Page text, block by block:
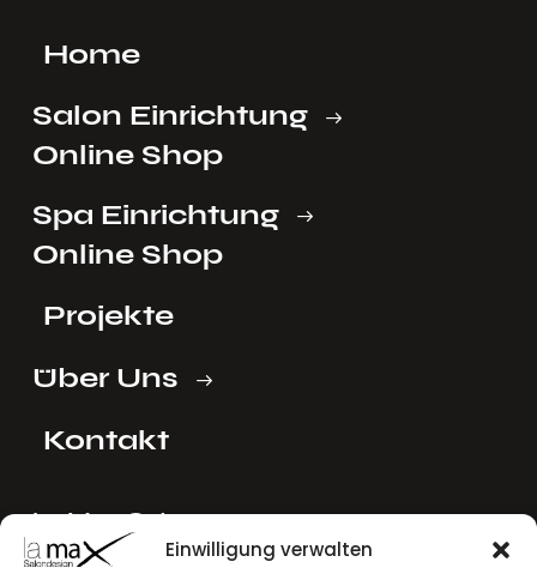
Einwilligung verwalten
Home
Salon Einrichtung
Online Shop
Spa Einrichtung
Online Shop
Projekte
Über Uns
Kontakt
La Max Ost
Ing. Reinhard Mayer e.U.